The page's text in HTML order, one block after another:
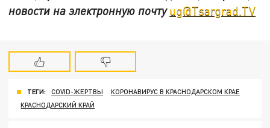
новости на электронную почтуug@Tsargrad.TV
ТЕГИ: COVID-ЖЕРТВЫ
КОРОНАВИРУС В КРАСНОДАРСКОМ КРАЕ
КРАСНОДАРСКИЙ КРАЙ